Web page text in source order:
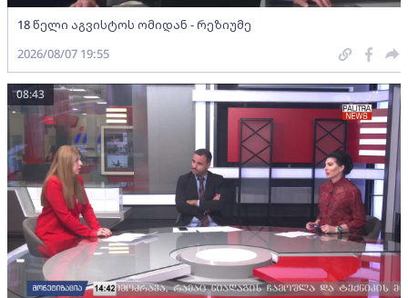
18 წელი აგვისტოს ომიდან - რეზიუმე
2026/08/07 19:55
08:43